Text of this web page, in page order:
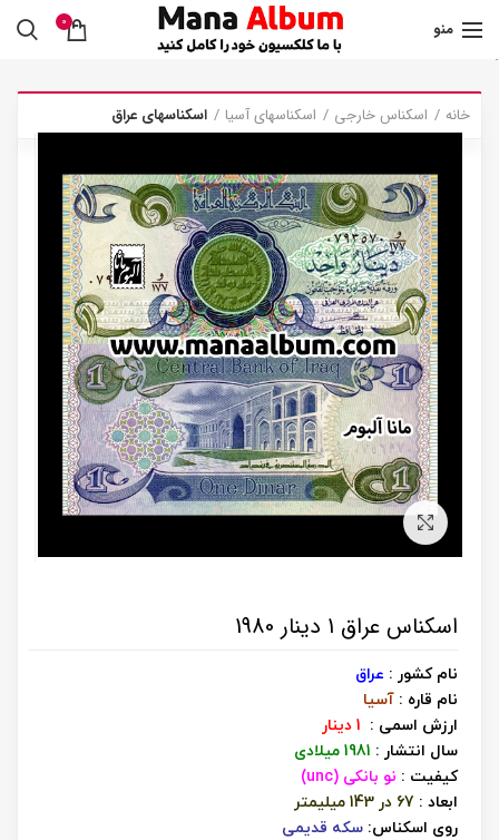
منو 0
.
خانه اسکناس خارجی اسکناسهای آسیا اسکناسهای عراق
برای بزرگنمایی کلیک کنید
اسکناس عراق 1 دینار 1980
نام کشور : عراق
نام قاره : آسیا
ارزش اسمی :
سال انتشار : 1981 میلادی
کیفیت : نو بانکی (unc)
ابعاد : 67 در 143 میلیمتر
روی اسکناس: سکه قدیمی